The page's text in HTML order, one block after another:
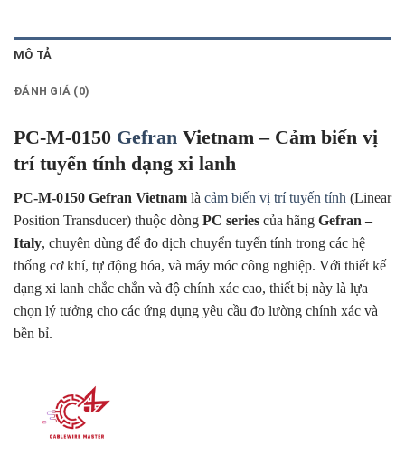
MÔ TẢ
ĐÁNH GIÁ (0)
PC-M-0150 Gefran Vietnam – Cảm biến vị
trí tuyến tính dạng xi lanh
PC-M-0150 Gefran Vietnam là cảm biến vị trí tuyến tính (Linear
Position Transducer) thuộc dòng PC series của hãng Gefran –
Italy, chuyên dùng để đo dịch chuyển tuyến tính trong các hệ
thống cơ khí, tự động hóa, và máy móc công nghiệp. Với thiết kế
dạng xi lanh chắc chắn và độ chính xác cao, thiết bị này là lựa
chọn lý tưởng cho các ứng dụng yêu cầu đo lường chính xác và
bền bỉ.